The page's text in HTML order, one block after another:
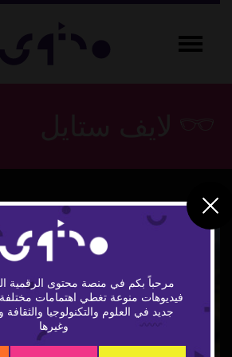
مرحباً بكم في منصة محتوى الرقمية
فيديوهات منوعة تغطي اهتمامات
جديد في العلوم والتكنولوجيا والثقافة
وغيرها